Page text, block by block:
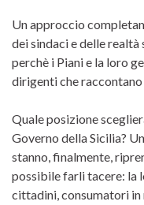
Un approccio
dei sindaci e delle
perchè i Piani e la loro
dirigenti che raccontano
Quale posizione
Governo della Sicilia?
stanno, finalmente,
possibile farli tacere: la
cittadini, consumatori in